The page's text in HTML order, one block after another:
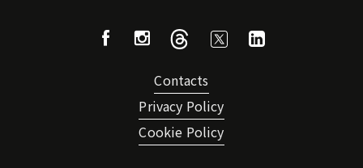
Contacts
Privacy Policy
Cookie Policy